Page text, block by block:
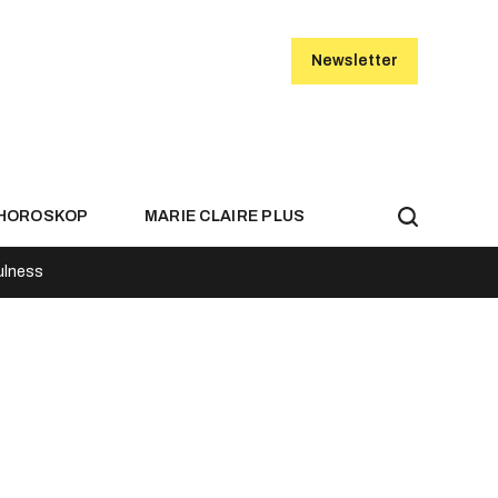
Newsletter
MARIE CLAIRE PLUS